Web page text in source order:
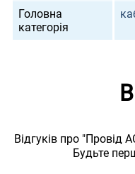
Головна
категорія
Відгуків про "Провід
Будьте